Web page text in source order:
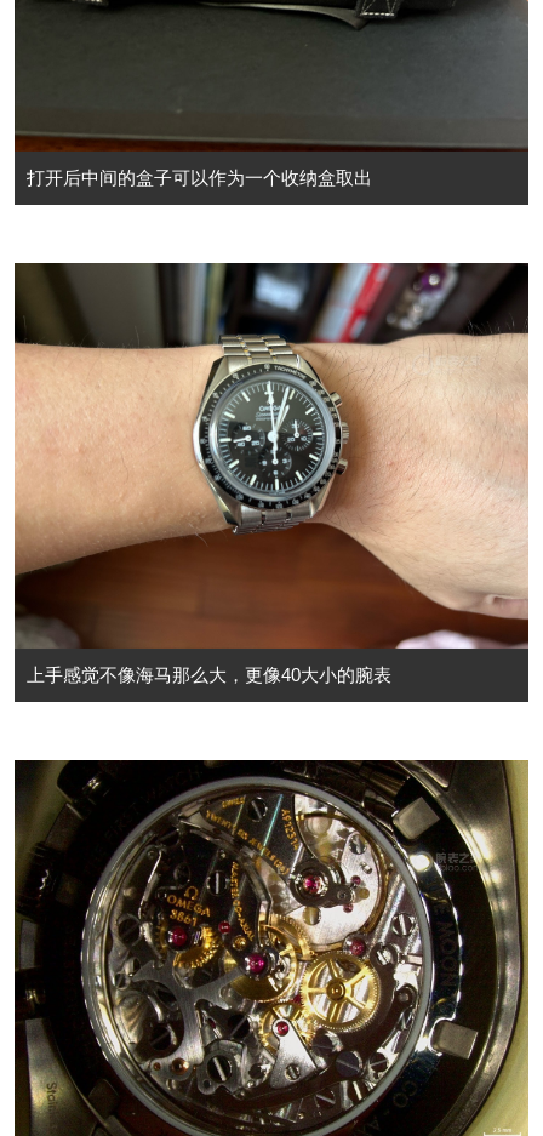
打开后中间的盒子可以作为一个收纳盒取出
上手感觉不像海马那么大，更像40大小的腕表